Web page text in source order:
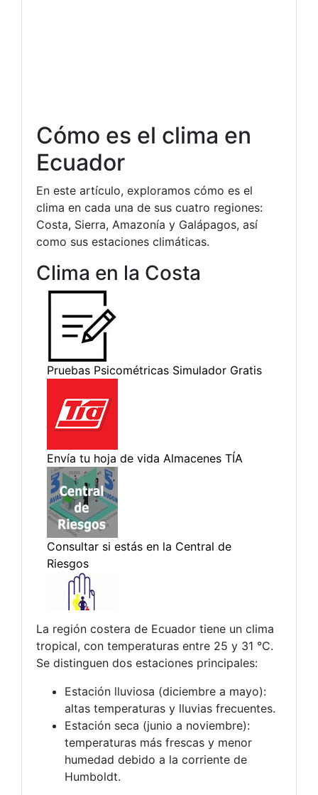
Cómo es el clima en
Ecuador
En este artículo, exploramos cómo es el
clima en cada una de sus cuatro regiones:
Costa, Sierra, Amazonía y Galápagos, así
como sus estaciones climáticas.
Clima en la Costa
La región costera de Ecuador tiene un clima
tropical, con temperaturas entre 25 y 31 °C.
Se distinguen dos estaciones principales:
Estación lluviosa (diciembre a mayo):
altas temperaturas y lluvias frecuentes.
Estación seca (junio a noviembre):
temperaturas más frescas y menor
humedad debido a la corriente de
Humboldt.